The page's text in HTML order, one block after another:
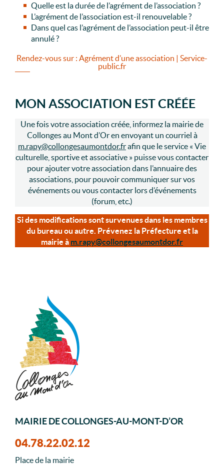
Quelle est la durée de l’agrément de l’association ?
L’agrément de l’association est-il renouvelable ?
Dans quel cas l’agrément de l’association peut-il être
annulé ?
Rendez-vous sur : Agrément d’une association | Service-
public.fr
MON ASSOCIATION EST CRÉÉE
Une fois votre association créée, informez la mairie de
Collonges au Mont d’Or en envoyant un courriel à
m.rapy@collongesaumontdor.frafin que le service « Vie
culturelle, sportive et associative » puisse vous contacter
pour ajouter votre association dans l’annuaire des
associations, pour pouvoir communiquer sur vos
événements ou vous contacter lors d’événements
(forum, etc.)
Si des modifications sont survenues dans les membres
du bureau ou autre. Prévenez la Préfecture et la
mairie à m.rapy@collongesaumontdor.fr
MAIRIE DE COLLONGES-AU-MONT-D’OR
04.78.22.02.12
Place de la mairie